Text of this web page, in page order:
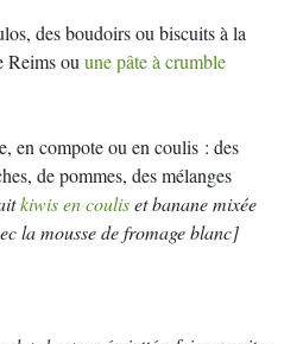
des boudoirs ou biscuits à la
Reims ouune pâte à crumble
en compote ou en coulis : des
de pommes, des mélanges
kiwis en couliset banane mixée
la mousse de fromage blanc]